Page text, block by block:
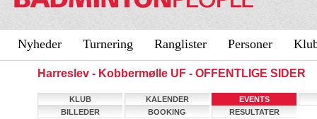
Nyheder Turnering Ranglister Personer
Harreslev - Kobbermølle UF - OFFENTLIGE SIDER
KLUB KALENDER
EVENTS
BILLEDER
BOOKING RESULTATER